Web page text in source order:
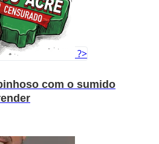
?>
com o sumido